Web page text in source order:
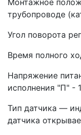
Монтажное
трубопроводе
Угол поворота
Время полного
Напряжение
исполнения "П" -
Тип датчика —
датчика